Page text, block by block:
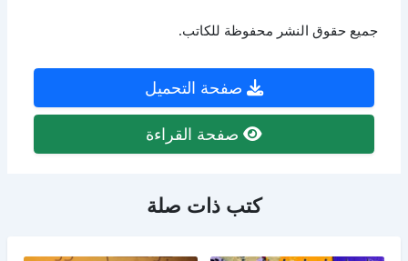
جميع حقوق النشر محفوظة للكاتب.
صفحة التحميل
صفحة القراءة
كتب ذات صلة